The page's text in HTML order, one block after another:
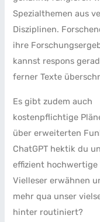
Spezialthemen aus
Disziplinen.
ihre
kannst respons
ferner Texte
Es gibt zudem auch
kostenpflichtige
über erweiterten
ChatGPT hektik du
effizient hochwertige
Vielleser erwähnen
mehr qua unser
hinter routiniert?